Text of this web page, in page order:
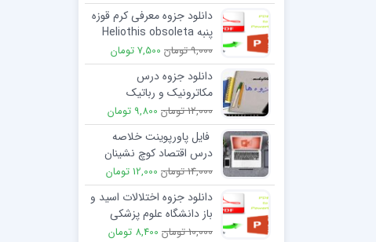
دانلود جزوه معرفی کرم قوزه
پنبه Heliothis obsoleta
9,000 تومان 7,500 تومان
دانلود جزوه درس
مکاترونیک و رباتیک
12,000 تومان 9,800 تومان
فایل پاورپوینت خلاصه
درس اقتصاد کوچ نشینان
ایران دکتر سید رحیم
مشیری
14,000 تومان 12,000 تومان
دانلود جزوه اختلالات اسید و
باز دانشگاه علوم پزشکی
شهید بهشتی
10,000 تومان 8,400 تومان